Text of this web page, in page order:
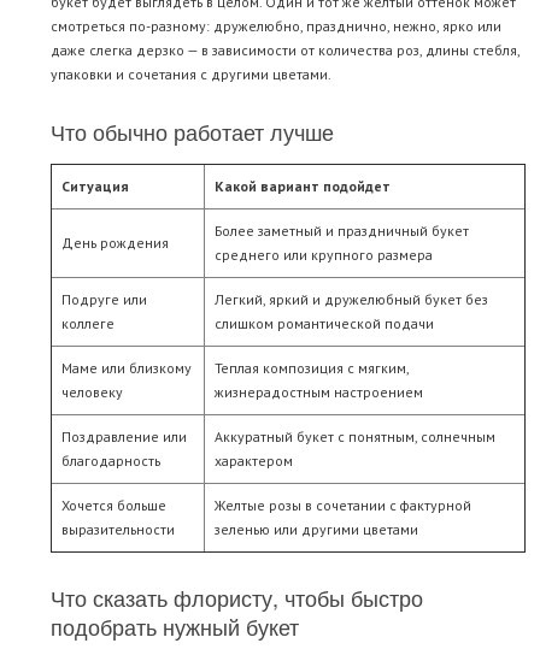
смотреться по-разному: дружелюбно, празднично, нежно, ярко или
даже слегка дерзко — в зависимости от количества роз, длины стебля,
упаковки и сочетания с другими цветами.
Что обычно работает лучше
Ситуация Какой вариант подойдет
День рождения
Более заметный и праздничный букет
среднего или крупного размера
Подруге или
коллеге
Легкий, яркий и дружелюбный букет без
слишком романтической подачи
Маме или близкому
человеку
Теплая композиция с мягким,
жизнерадостным настроением
Поздравление или
благодарность
Аккуратный букет с понятным, солнечным
характером
Хочется больше
выразительности
Желтые розы в сочетании с фактурной
зеленью или другими цветами
Что сказать флористу, чтобы быстро
подобрать нужный букет